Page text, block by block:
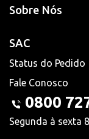
Sobre Nós
SAC
Status do Pedido
Fale Conosco
0800
Segunda à sexta